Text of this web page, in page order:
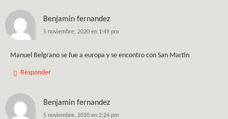
Benjamin fernandez
5 noviembre, 2020 en 1:49 pm
Manuel Belgrano se fue a europa y se encontro con San Martin
Responder
Benjamin fernandez
5 noviembre, 2020 en 2:24 pm